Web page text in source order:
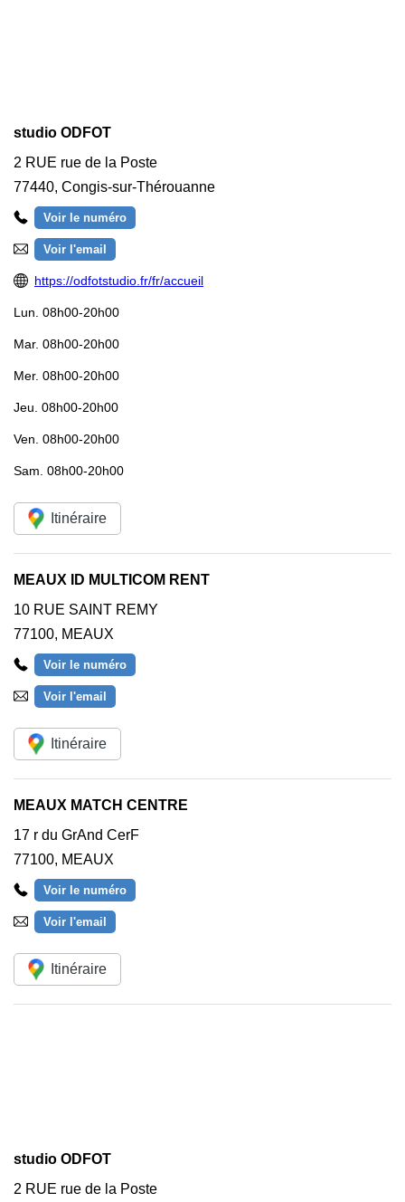
studio ODFOT
2 RUE rue de la Poste
77440, Congis-sur-Thérouanne
Voir le numéro
Voir l'email
https://odfotstudio.fr/fr/accueil
Lun. 08h00-20h00
Mar. 08h00-20h00
Mer. 08h00-20h00
Jeu. 08h00-20h00
Ven. 08h00-20h00
Sam. 08h00-20h00
Itinéraire
MEAUX ID MULTICOM RENT
10 RUE SAINT REMY
77100, MEAUX
Voir le numéro
Voir l'email
Itinéraire
MEAUX MATCH CENTRE
17 r du GrAnd CerF
77100, MEAUX
Voir le numéro
Voir l'email
Itinéraire
studio ODFOT
2 RUE rue de la Poste